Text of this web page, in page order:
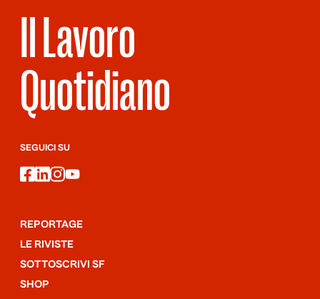
Il Lavoro
Quotidiano
SEGUICI SU
facebook
linkedin
instagram
youtube
REPORTAGE
LE RIVISTE
SOTTOSCRIVI SF
SHOP